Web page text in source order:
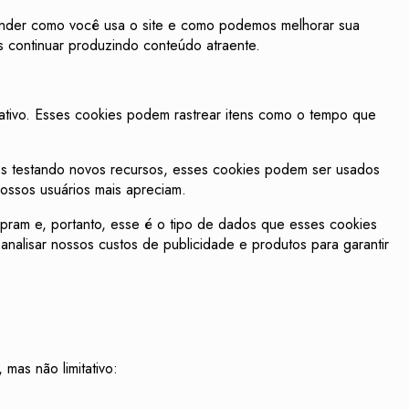
como você usa o site e como podemos melhorar sua
produzindo conteúdo atraente.
Esses cookies podem rastrear itens como o tempo que
novos recursos, esses cookies podem ser usados
usuários mais apreciam.
e, portanto, esse é o tipo de dados que esses cookies
nossos custos de publicidade e produtos para garantir
não limitativo: